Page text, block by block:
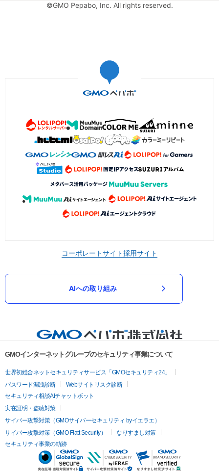
©GMO Pepabo, Inc. All rights reserved.
コーポレートサイト採用サイト
AIへの取り組み
GMOインターネットグループのセキュリティ事業について
世界初総合ネットセキュリティサービス「GMOセキュリティ24」
パスワード漏洩診断
Webサイトリスク診断
セキュリティ相談AIチャットボット
実在証明・盗聴対策
サイバー攻撃対策（GMOサイバーセキュリティ byイエラエ）
サイバー攻撃対策（GMO Flatt Security）
なりすまし対策
セキュリティ事業の軌跡